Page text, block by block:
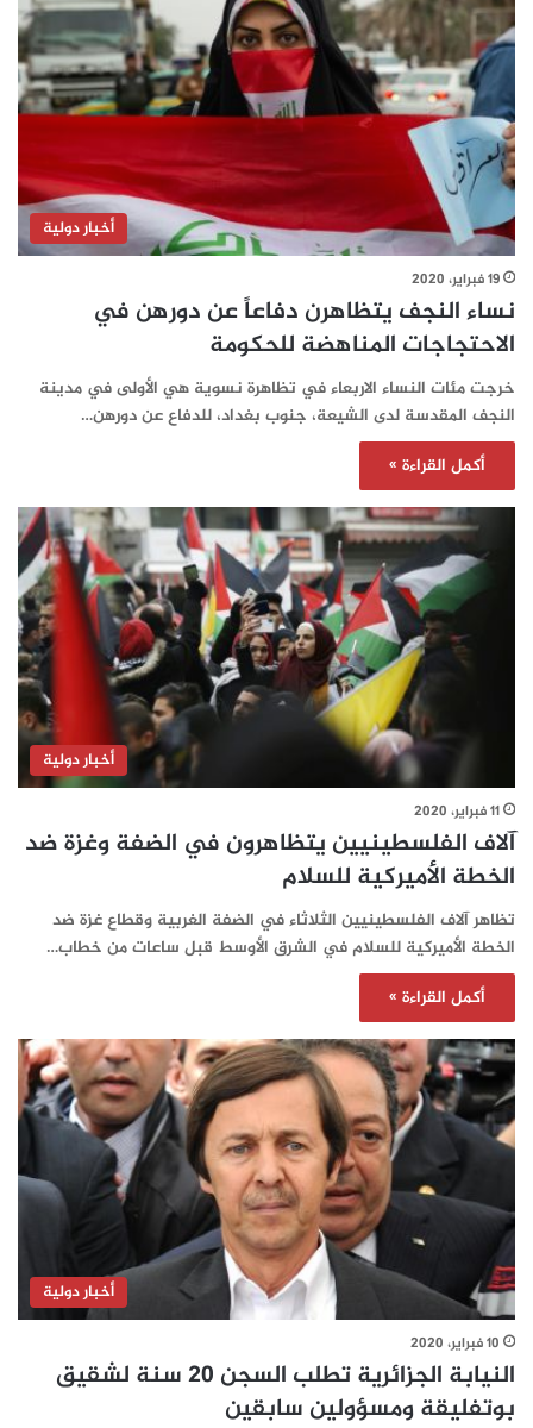
أخبار دولية
19 فبراير، 2020
نساء النجف يتظاهرن دفاعاً عن دورهن في
الاحتجاجات المناهضة للحكومة
خرجت مئات النساء الاربعاء في تظاهرة نسوية هي الأولى في مدينة
النجف المقدسة لدى الشيعة، جنوب بغداد، للدفاع عن دورهن…
أكمل القراءة »
أخبار دولية
11 فبراير، 2020
آلاف الفلسطينيين يتظاهرون في الضفة وغزة ضد
الخطة الأميركية للسلام
تظاهر آلاف الفلسطينيين الثلاثاء في الضفة الغربية وقطاع غزة ضد
الخطة الأميركية للسلام في الشرق الأوسط قبل ساعات من خطاب…
أكمل القراءة »
أخبار دولية
10 فبراير، 2020
النيابة الجزائرية تطلب السجن 20 سنة لشقيق
بوتفليقة ومسؤولين سابقين